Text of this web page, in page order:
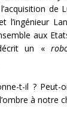
de
l’ingénieur
aux
un «
t-il ? Peut-
à notre